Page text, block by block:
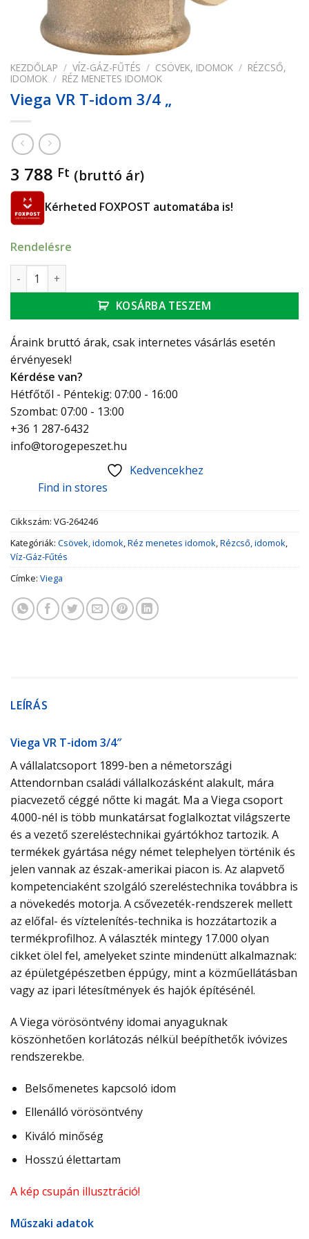
KEZDŐLAP / VÍZ-GÁZ-FŰTÉS / CSÖVEK, IDOMOK / RÉZCSŐ,
IDOMOK / RÉZ MENETES IDOMOK
Viega VR T-idom 3/4 „
3 788 Ft (bruttó ár)
Kérheted FOXPOST automatába is!
Rendelésre
Viega VR T-idom 3/4 " mennyiség
KOSÁRBA TESZEM
Áraink bruttó árak, csak internetes vásárlás esetén
érvényesek!
Kérdése van?
Hétfőtől - Péntekig: 07:00 - 16:00
Szombat: 07:00 - 13:00
+36 1 287-6432
info@torogepeszet.hu
Kedvencekhez
Find in stores
Cikkszám: VG-264246
Kategóriák: Csövek, idomok,Réz menetes idomok,Rézcső, idomok,
Víz-Gáz-Fűtés
Címke: Viega
LEÍRÁS
Viega VR T-idom 3/4″
A vállalatcsoport 1899-ben a németországi
Attendornban családi vállalkozásként alakult, mára
piacvezető céggé nőtte ki magát. Ma a Viega csoport
4.000-nél is több munkatársat foglalkoztat világszerte
és a vezető szereléstechnikai gyártókhoz tartozik. A
termékek gyártása négy német telephelyen történik és
jelen vannak az észak-amerikai piacon is. Az alapvető
kompetenciaként szolgáló szereléstechnika továbbra is
a növekedés motorja. A csővezeték-rendszerek mellett
az előfal- és víztelenítés-technika is hozzátartozik a
termékprofilhoz. A választék mintegy 17.000 olyan
cikket ölel fel, amelyeket szinte mindenütt alkalmaznak:
az épületgépészetben éppúgy, mint a közműellátásban
vagy az ipari létesítmények és hajók építésénél.
A Viega vörösöntvény idomai anyaguknak
köszönhetően korlátozás nélkül beépíthetők ivóvizes
rendszerekbe.
Belsőmenetes kapcsoló idom
Ellenálló vörösöntvény
Kiváló minőség
Hosszú élettartam
A kép csupán illusztráció!
Műszaki adatok